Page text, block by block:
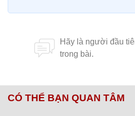
CÓ THỂ BẠN QUAN TÂM